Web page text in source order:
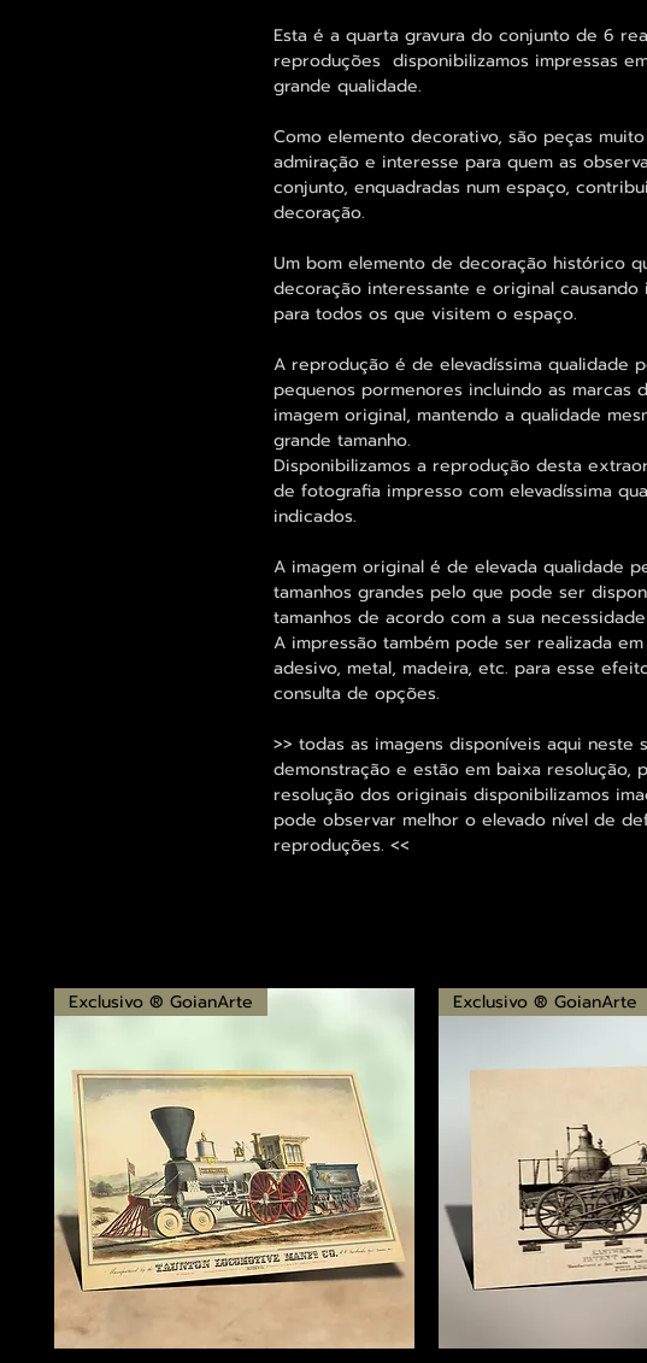
Esta é a quarta gravura do conjunto de 6
reproduções disponibilizamos impressas
grande qualidade.
Como elemento decorativo, são peças
admiração e interesse para quem as
conjunto, enquadradas num espaço,
decoração.
Um bom elemento de decoração histórico
decoração interessante e original
para todos os que visitem o espaço.
A reprodução é de elevadíssima qualidade
pequenos pormenores incluindo as marcas
imagem original, mantendo a qualidade
grande tamanho.
Disponibilizamos a reprodução desta
de fotografia impresso com elevadíssima
indicados.
A imagem original é de elevada qualidade
tamanhos grandes pelo que pode ser
tamanhos de acordo com a sua
A impressão também pode ser realizada
adesivo, metal, madeira, etc. para esse
consulta de opções.
>> todas as imagens disponíveis aqui neste
demonstração e estão em baixa resolução,
resolução dos originais disponibilizamos
pode observar melhor o elevado nível de
reproduções. <<
Exclusivo ® GoianArte Exclusivo ® GoianArte